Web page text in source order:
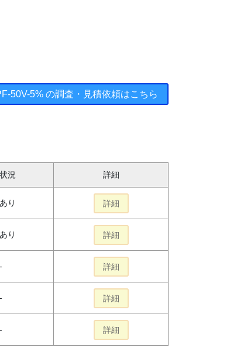
50V-5% の調査・見積依頼はこちら
況 詳細
り 詳細
り 詳細
詳細
詳細
詳細